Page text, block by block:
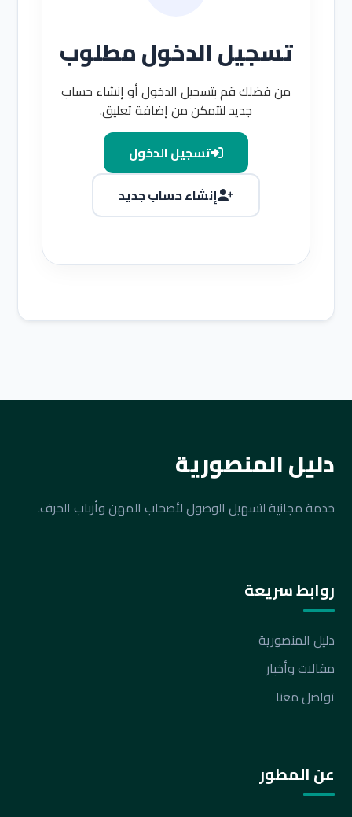
تسجيل الدخول مطلوب
من فضلك قم بتسجيل الدخول أو إنشاء حساب
جديد لتتمكن من إضافة تعليق.
تسجيل الدخول
إنشاء حساب جديد
دليل المنصورية
خدمة مجانية لتسهيل الوصول لأصحاب المهن وأرباب الحرف.
روابط سريعة
دليل المنصورية
مقالات وأخبار
تواصل معنا
عن المطور